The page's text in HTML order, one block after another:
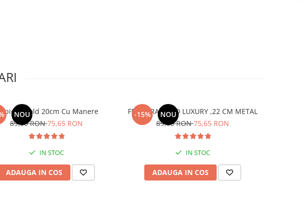
NOUGold 20cm Cu Manere
89,00 RON75,65 RON
IN STOC
ADAUGA IN COS
-15% NOU
FRAPIERA GOLD LUXURY ,22 CM METAL
89,00 RON75,65 RON
IN STOC
ADAUGA IN COS